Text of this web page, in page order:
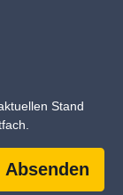
Stand
Absenden